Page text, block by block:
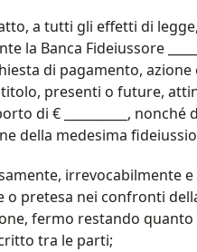
a tutti gli effetti di
la Banca Fideiussore
di pagamento,
presenti o future,
di € __________,
della medesima
irrevocabilmente
o pretesa nei confronti
fermo restando
tra le parti;